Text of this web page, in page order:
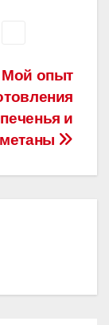
Мой опыт
и